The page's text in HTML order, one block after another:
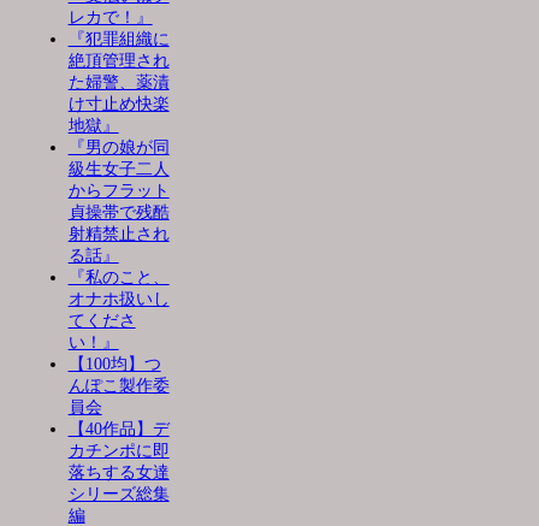
レカで！』
『犯罪組織に
絶頂管理され
た婦警、薬漬
け寸止め快楽
地獄』
『男の娘が同
級生女子二人
からフラット
貞操帯で残酷
射精禁止され
る話』
『私のこと、
オナホ扱いし
てくださ
い！』
【100均】つ
んぽこ製作委
員会
【40作品】デ
カチンポに即
落ちする女達
シリーズ総集
編